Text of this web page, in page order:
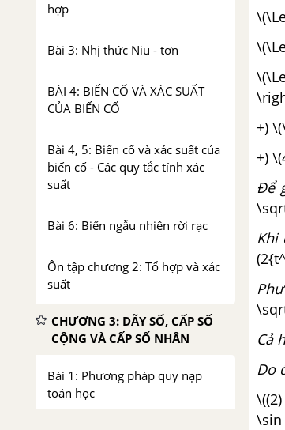
hợp
Bài 3: Nhị thức Niu - tơn
BÀI 4: BIẾN CỐ VÀ XÁC SUẤT
CỦA BIẾN CỐ
Bài 4, 5: Biến cố và xác suất của
biến cố - Các quy tắc tính xác
suất
Bài 6: Biến ngẫu nhiên rời rạc
Ôn tập chương 2: Tổ hợp và xác
suất
CHƯƠNG 3: DÃY SỐ, CẤP SỐ
CỘNG VÀ CẤP SỐ NHÂN
Bài 1: Phương pháp quy nạp
toán học
+)
+)
Để
Cả
Do
\sin